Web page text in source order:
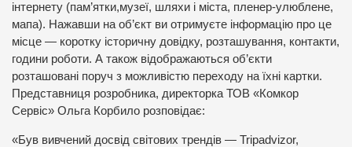
інтернету (пам’ятки,музеї, шляхи і міста, пленер-улюблене,
мапа). Нажавши на об’єкт ви отримуєте інформацію про це
місце — коротку історичну довідку, розташування, контакти,
години роботи. А також відображаються об’єкти
розташовані поруч з можливістю переходу на їхні картки.
Представниця розробника, директорка ТОВ «Комкор
Сервіс» Ольга Корбило розповідає:
«Був вивчений досвід світових трендів — Tripadvizor,